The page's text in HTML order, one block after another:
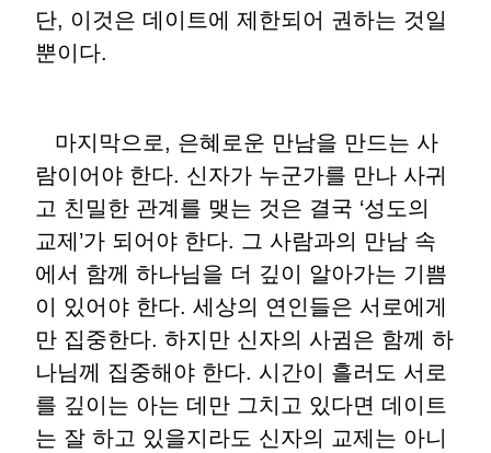
단, 이것은 데이트에 제한되어 권하는 것일
뿐이다.
마지막으로, 은혜로운 만남을 만드는 사
람이어야 한다. 신자가 누군가를 만나 사귀
고 친밀한 관계를 맺는 것은 결국 ‘성도의
교제’가 되어야 한다. 그 사람과의 만남 속
에서 함께 하나님을 더 깊이 알아가는 기쁨
이 있어야 한다. 세상의 연인들은 서로에게
만 집중한다. 하지만 신자의 사귐은 함께 하
나님께 집중해야 한다. 시간이 흘러도 서로
를 깊이는 아는 데만 그치고 있다면 데이트
는 잘 하고 있을지라도 신자의 교제는 아니